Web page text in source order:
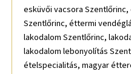
esküvői vacsora
Szentlőrinc, éttermi
lakodalom Szentlőrinc,
lakodalom lebonyolítás
ételspecialitás, magyar